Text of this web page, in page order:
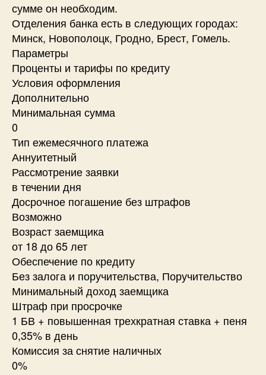
сумме он необходим.
Отделения банка есть в следующих городах:
Минск, Новополоцк, Гродно, Брест, Гомель.
Параметры
Проценты и тарифы по кредиту
Условия оформления
Дополнительно
Минимальная сумма
0
Тип ежемесячного платежа
Аннуитетный
Рассмотрение заявки
в течении дня
Досрочное погашение без штрафов
Возможно
Возраст заемщика
от 18 до 65 лет
Обеспечение по кредиту
Без залога и поручительства, Поручительство
Минимальный доход заемщика
Штраф при просрочке
1 БВ + повышенная трехкратная ставка + пеня
0,35% в день
Комиссия за снятие наличных
0%